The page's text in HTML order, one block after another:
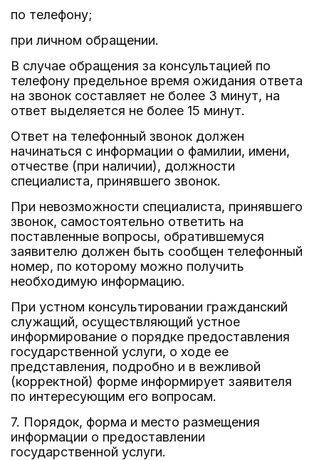
по телефону;
при личном обращении.
В случае обращения за консультацией по
телефону предельное время ожидания ответа
на звонок составляет не более 3 минут, на
ответ выделяется не более 15 минут.
Ответ на телефонный звонок должен
начинаться с информации о фамилии, имени,
отчестве (при наличии), должности
специалиста, принявшего звонок.
При невозможности специалиста, принявшего
звонок, самостоятельно ответить на
поставленные вопросы, обратившемуся
заявителю должен быть сообщен телефонный
номер, по которому можно получить
необходимую информацию.
При устном консультировании гражданский
служащий, осуществляющий устное
информирование о порядке предоставления
государственной услуги, о ходе ее
представления, подробно и в вежливой
(корректной) форме информирует заявителя
по интересующим его вопросам.
7. Порядок, форма и место размещения
информации о предоставлении
государственной услуги.